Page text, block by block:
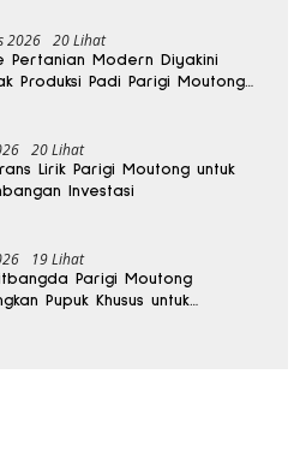
2026 20 Lihat
Pertanian Modern Diyakini
Produksi Padi Parigi Moutong
20 Lihat
Lirik Parigi Moutong untuk
Investasi
19 Lihat
Parigi Moutong
Pupuk Khusus untuk